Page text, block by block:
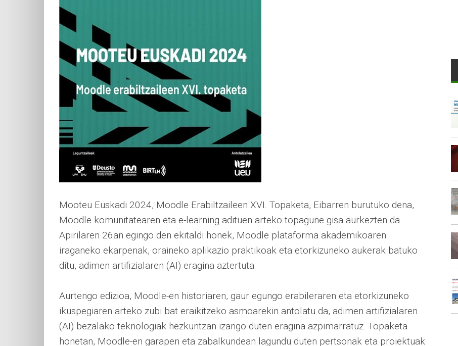
Mooteu Euskadi 2024, Moodle Erabiltzaileen XVI. Topaketa, Eibarren burutuko dena,
Moodle komunitatearen eta e-learning adituen arteko topagune gisa aurkezten da.
Apirilaren 26an egingo den ekitaldi honek, Moodle plataforma akademikoaren
iraganeko ekarpenak, oraineko aplikazio praktikoak eta etorkizuneko aukerak batuko
ditu, adimen artifizialaren (AI) eragina aztertuta.
Aurtengo edizioa, Moodle-en historiaren, gaur egungo erabileraren eta etorkizuneko
ikuspegiaren arteko zubi bat eraikitzeko asmoarekin antolatu da, adimen artifizialaren
(AI) bezalako teknologiak hezkuntzan izango duten eragina azpimarratuz. Topaketa
honetan, Moodle-en garapen eta zabalkundean lagundu duten pertsonak eta proiektuak